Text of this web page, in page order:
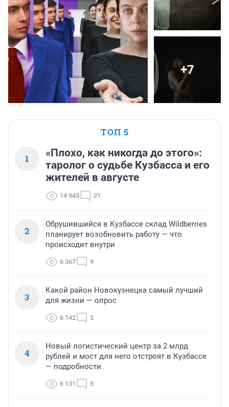
+7
ТОП 5
1
«Плохо, как никогда до этого»:
таролог о судьбе Кузбасса и его
жителей в августе
14 943 21
2
Обрушившийся в Кузбассе склад Wildberries
планирует возобновить работу — что
происходит внутри
6 367 9
3
Какой район Новокузнецка самый лучший
для жизни — опрос
6 142 5
4
Новый логистический центр за 2 млрд
рублей и мост для него отстроят в Кузбассе
— подробности
6 131 5